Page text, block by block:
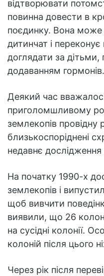
відтворювати
повинна довести в
поєдинку. Вона
дитинчат і
доглядати за дітьми,
додаванням гормонів.
Деякий час
приголомшливому
землекопів провідну
близькоспоріднені
недавнє
На початку 1990-х
землекопів і
щоб вивчити
виявили, що 26
на сусідні колонії.
колоній після цього
Через рік після